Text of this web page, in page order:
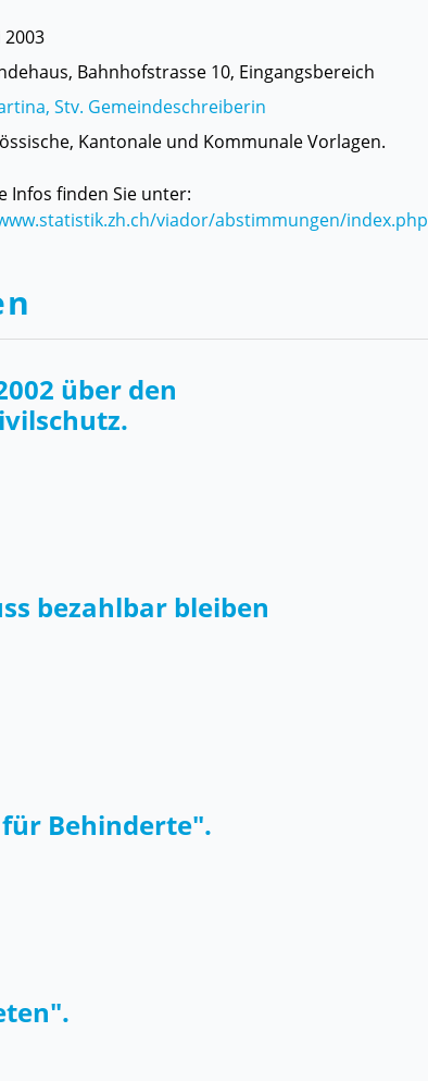
2003
Bahnhofstrasse 10, Eingangsbereich
Stv. Gemeindeschreiberin
Kantonale und Kommunale Vorlagen.
Infos finden Sie unter:
viador/abstimmungen/index.php
über den
bezahlbar bleiben
Behinderte".